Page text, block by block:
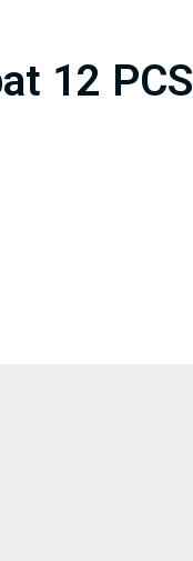
12 PCS